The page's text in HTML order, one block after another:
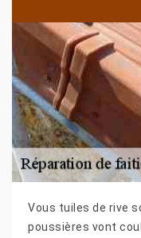
Vous tuiles de rive
poussières vont